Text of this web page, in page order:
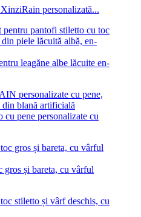
personalizată...
leagăne albe lăcuite en-
pene personalizate cu
gros și bareta, cu vârful